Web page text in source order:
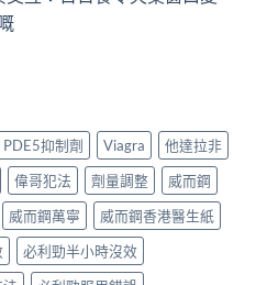
PDE5抑制劑 Viagra
他達拉非
偉哥犯法 劑量調整
威而鋼
威而鋼萬寧
威而鋼香港醫生紙
必利勁半小時沒效